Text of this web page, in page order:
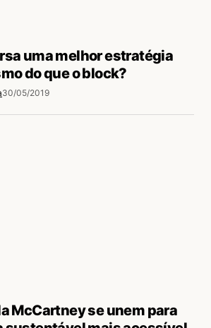
uma melhor estratégia
do que o block?
30/05/2019
McCartney se unem para